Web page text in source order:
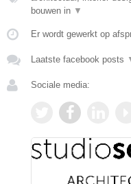
bouwen in ▼
Er wordt gewerkt op
Laatste facebook posts
Sociale media: